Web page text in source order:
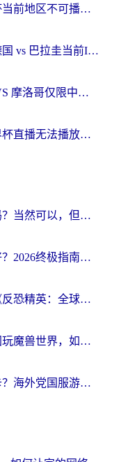
在加拿大看抖音世界杯当前地区不可播放？海外党体育观赛终极指南
在海外看世界杯直播德国 vs 巴拉圭当前IP受限制？这篇指南帮你轻松解决地区限制
在国外看世界杯法国 VS 摩洛哥仅限中国大陆？别让地域限制拦下你的欢呼
在澳大利亚看抖音世界杯直播无法播放？海外党体育观赛终极指南来了！
身在国外可以玩王者吗？当然可以，但你需要这份“加速”指南
海外游戏加速器哪个好？2026终极指南帮你畅玩国服+解决卡顿难题
身在海外，如何找回《反恐精英：全球攻势》国服的丝滑手感？一份给你的终极指南
从纽约到暴风城：美国玩魔兽世界，如何找到你的最佳网络航线
日本怎么玩奥拉星不卡？海外党国服游戏加速器选择全攻略